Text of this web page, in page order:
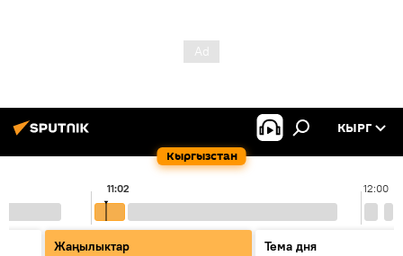
Кыргызстан
КЫРГ
12:00
11:02
Жаңылыктар
Тема дня